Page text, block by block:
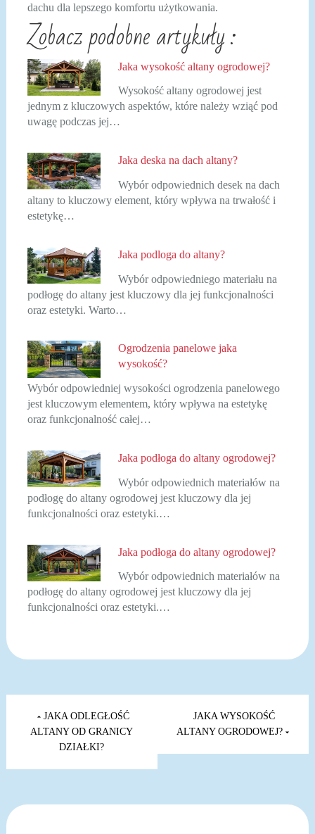
dachu dla lepszego komfortu użytkowania.
Zobacz podobne artykuły :
Jaka wysokość altany ogrodowej?
Wysokość altany ogrodowej jest
jednym z kluczowych aspektów, które należy wziąć pod
uwagę podczas jej…
Jaka deska na dach altany?
Wybór odpowiednich desek na dach
altany to kluczowy element, który wpływa na trwałość i
estetykę…
Jaka podloga do altany?
Wybór odpowiedniego materiału na
podłogę do altany jest kluczowy dla jej funkcjonalności
oraz estetyki. Warto…
Ogrodzenia panelowe jaka
wysokość?
Wybór odpowiedniej wysokości ogrodzenia panelowego
jest kluczowym elementem, który wpływa na estetykę
oraz funkcjonalność całej…
Jaka podłoga do altany ogrodowej?
Wybór odpowiednich materiałów na
podłogę do altany ogrodowej jest kluczowy dla jej
funkcjonalności oraz estetyki.…
Jaka podłoga do altany ogrodowej?
Wybór odpowiednich materiałów na
podłogę do altany ogrodowej jest kluczowy dla jej
funkcjonalności oraz estetyki.…
Nawigacja
wpisu
JAKA ODLEGŁOŚĆ
ALTANY OD GRANICY
DZIAŁKI?
JAKA WYSOKOŚĆ
ALTANY OGRODOWEJ?